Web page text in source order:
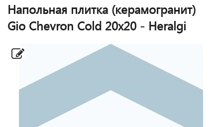
Напольная плитка (керамогранит)
Gio Chevron Cold 20x20 - Heralgi